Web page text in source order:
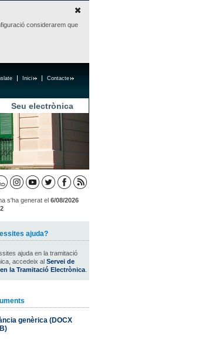
considerarem que
Contacte
Inici
Seu electrònica
s'ha generat el 6/08/2026
ajuda?
ajuda en la tramitació
accedeix al Servei de
la Tramitació Electrònica
genèrica (DOCX